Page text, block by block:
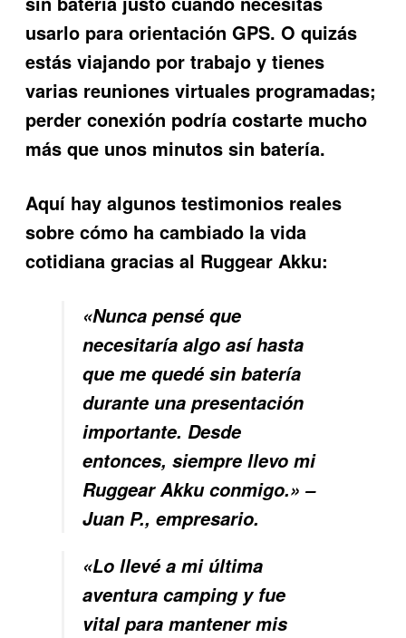
usarlo para orientación GPS. O quizás
estás viajando por trabajo y tienes
varias reuniones virtuales programadas;
perder conexión podría costarte mucho
más que unos minutos sin batería.
Aquí hay algunos testimonios reales
sobre cómo ha cambiado la vida
cotidiana gracias al Ruggear Akku:
«Nunca pensé que
necesitaría algo así hasta
que me quedé sin batería
durante una presentación
importante. Desde
entonces, siempre llevo mi
Ruggear Akku conmigo.» –
Juan P., empresario.
«Lo llevé a mi última
aventura camping y fue
vital para mantener mis